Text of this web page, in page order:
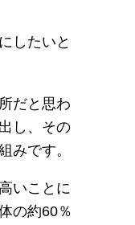
したいと
だと思わ
し、その
みです。
いことに
の約60％